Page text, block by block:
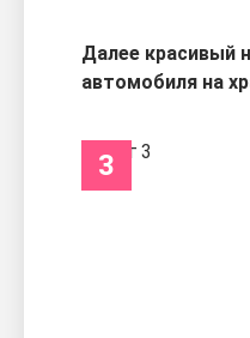
Далее красивый
автомобиля на
3